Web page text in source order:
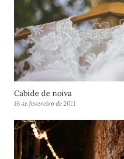
Cabide de noiva
16 de fevereiro de 2011